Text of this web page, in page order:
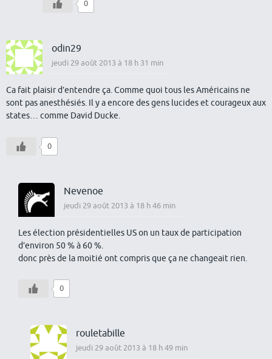
0
odin29
jeudi 29 août 2013 à 18 h 31 min
Ca fait plaisir d’entendre ça. Comme quoi tous les Américains ne
sont pas anesthésiés. Il y a encore des gens lucides et courageux aux
states… comme David Ducke.
0
Nevenoe
jeudi 29 août 2013 à 18 h 46 min
Les élection présidentielles US on un taux de participation
d’environ 50 % à 60 %.
donc près de la moitié ont compris que ça ne changeait rien.
0
rouletabille
jeudi 29 août 2013 à 18 h 49 min